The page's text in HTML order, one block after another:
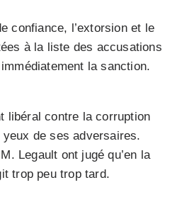
confiance, l’extorsion et le
à la liste des accusations
la sanction.
libéral contre la corruption
yeux de ses adversaires.
Legault ont jugé qu’en la
trop peu trop tard.